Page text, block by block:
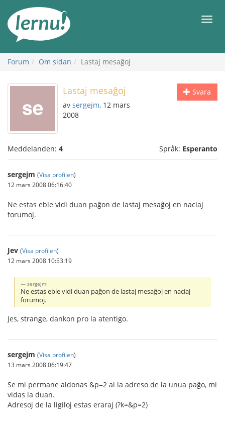
sidans
innehåll
Meny
Forum Om sidan Lastaj mesaĝoj
Svara
Lastaj mesaĝoj
av sergejm, 12 mars
2008
Meddelanden: 4 Språk: Esperanto
sergejm (Visa profilen)
12 mars 2008 06:16:40
Ne estas eble vidi duan paĝon de lastaj mesaĝoj en naciaj
forumoj.
Jev (Visa profilen)
12 mars 2008 10:53:19
sergejm:
Ne estas eble vidi duan paĝon de lastaj mesaĝoj en naciaj
forumoj.
Jes, strange, dankon pro la atentigo.
sergejm (Visa profilen)
13 mars 2008 06:19:47
Se mi permane aldonas &p=2 al la adreso de la unua paĝo, mi
vidas la duan.
Adresoj de la ligiloj estas eraraj (?k=&p=2)